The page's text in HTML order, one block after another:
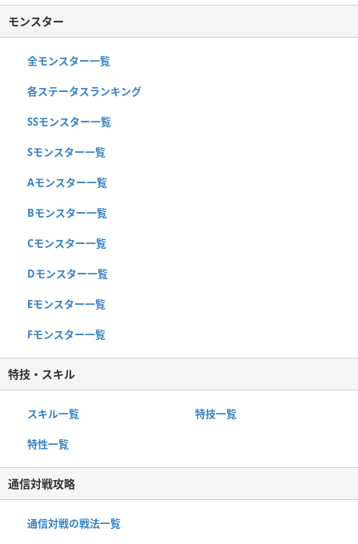
モンスター
全モンスター一覧
各ステータスランキング
SSモンスター一覧
Sモンスター一覧
Aモンスター一覧
Bモンスター一覧
Cモンスター一覧
Dモンスター一覧
Eモンスター一覧
Fモンスター一覧
特技・スキル
スキル一覧 特技一覧
特性一覧
通信対戦攻略
通信対戦の戦法一覧